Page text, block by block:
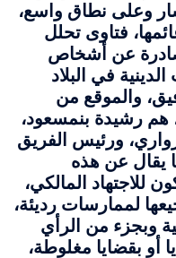
وعلى نطاق واسع،
فتاوى تحلل
صادرة عن أشخاص
والموقع من
رشيدة بنمسعود،
ورئيس الفريق
يقال عن هذه
للاجتهاد المالكي،
لممارسات رديئة،
وبجزء من الرأي
أو بقضايا مغلوطة،